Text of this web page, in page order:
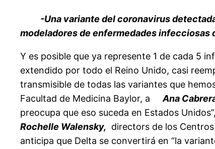
-Una variante del coronavirus
modeladores de enfermedades infecciosas
Y es posible que ya represente 1 de cada 5
extendido por todo el Reino Unido, casi
transmisible de todas las variantes que
Facultad de Medicina Baylor, a
Ana
preocupa que eso suceda en Estados
Rochelle Walensky, directors de los
anticipa que Delta se convertirá en “la